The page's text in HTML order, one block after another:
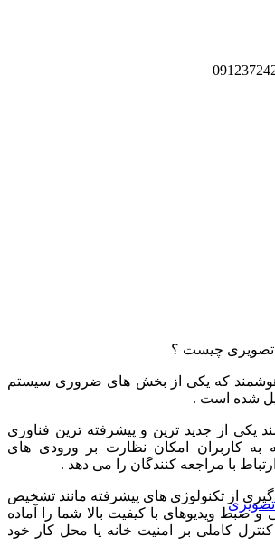
تصویری
تصویری چیست ؟
که یکی از بخش های ضروری سیستم
شده است .
یکی از جدید ترین و پیشرفته ترین فناوری
به کاربران امکان نظارت بر ورودی های
با مراجعه کنندگان را می دهد .
گیری از تکنولوژی های پیشرفته مانند تشخیص
و ضبط ویدیوهای با کیفیت بالا شما را آماده
کاملی بر امنیت خانه یا محل کار خود